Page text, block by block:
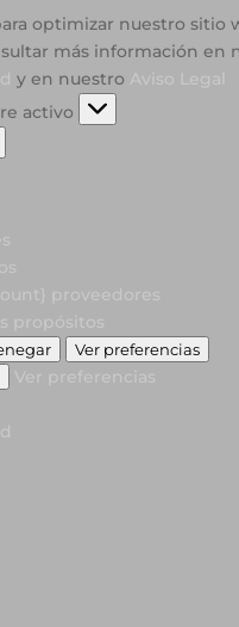
optimizar nuestro sitio
más información en
y en nuestro
activo
Ver preferencias